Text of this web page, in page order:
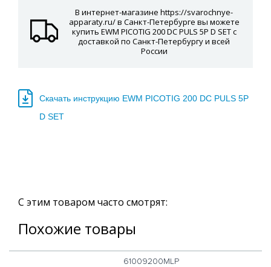
В интернет-магазине https://svarochnye-
apparaty.ru/ в Санкт-Петербурге вы можете
купить EWM PICOTIG 200 DC PULS 5P D SET с
доставкой по Санкт-Петербургу и всей
России
Скачать инструкцию EWM PICOTIG 200 DC PULS 5P
D SET
С этим товаром часто смотрят:
Похожие товары
61009200MLP